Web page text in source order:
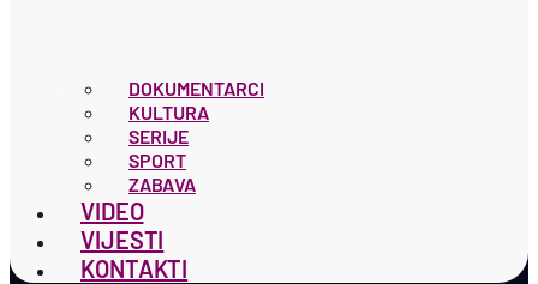
DOKUMENTARCI
KULTURA
SERIJE
SPORT
ZABAVA
VIDEO
VIJESTI
KONTAKTI